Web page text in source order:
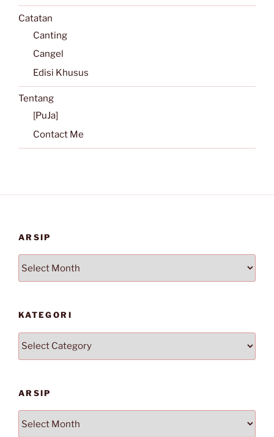
Catatan
Canting
Cangel
Edisi Khusus
Tentang
[PuJa]
Contact Me
ARSIP
KATEGORI
Kategori
ARSIP